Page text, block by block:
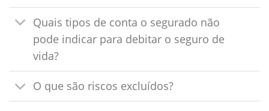
Quais tipos de conta o segurado não
pode indicar para debitar o seguro de
vida?
O que são riscos excluídos?